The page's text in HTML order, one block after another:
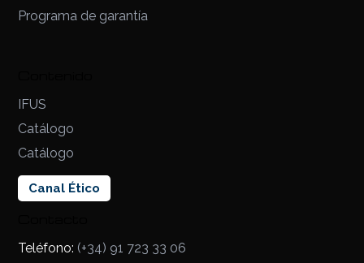
Programa de garantía
IFUS
Catálogo
Catálogo
Canal Ético
Teléfono: (+34) 91 723 33 06